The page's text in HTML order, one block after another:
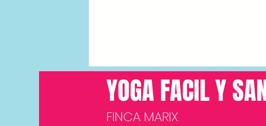
YOGA FACIL Y
FINCA MARIX